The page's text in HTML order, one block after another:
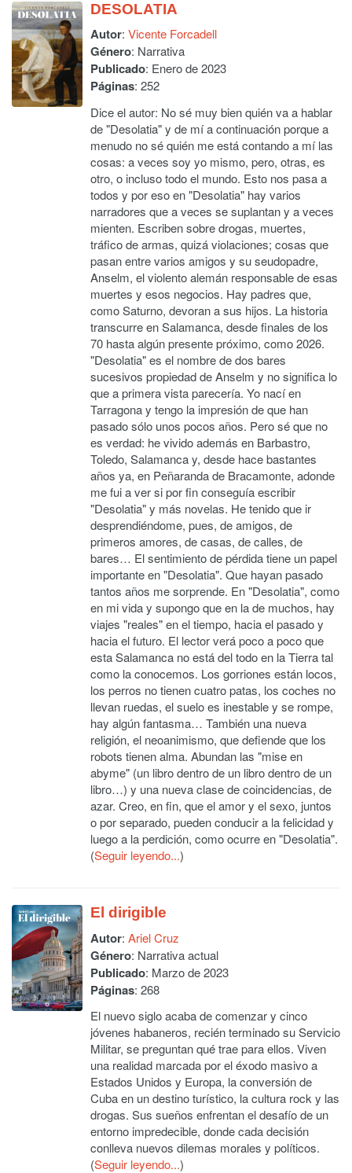
DESOLATIA
Autor: Vicente Forcadell
Género: Narrativa
Publicado: Enero de 2023
Páginas: 252
Dice el autor: No sé muy bien quién va a hablar
de "Desolatia" y de mí a continuación porque a
menudo no sé quién me está contando a mí las
cosas: a veces soy yo mismo, pero, otras, es
otro, o incluso todo el mundo. Esto nos pasa a
todos y por eso en "Desolatia" hay varios
narradores que a veces se suplantan y a veces
mienten. Escriben sobre drogas, muertes,
tráfico de armas, quizá violaciones; cosas que
pasan entre varios amigos y su seudopadre,
Anselm, el violento alemán responsable de esas
muertes y esos negocios. Hay padres que,
como Saturno, devoran a sus hijos. La historia
transcurre en Salamanca, desde finales de los
70 hasta algún presente próximo, como 2026.
"Desolatia" es el nombre de dos bares
sucesivos propiedad de Anselm y no significa lo
que a primera vista parecería. Yo nací en
Tarragona y tengo la impresión de que han
pasado sólo unos pocos años. Pero sé que no
es verdad: he vivido además en Barbastro,
Toledo, Salamanca y, desde hace bastantes
años ya, en Peñaranda de Bracamonte, adonde
me fui a ver si por fin conseguía escribir
"Desolatia" y más novelas. He tenido que ir
desprendiéndome, pues, de amigos, de
primeros amores, de casas, de calles, de
bares… El sentimiento de pérdida tiene un papel
importante en "Desolatia". Que hayan pasado
tantos años me sorprende. En "Desolatia", como
en mi vida y supongo que en la de muchos, hay
viajes "reales" en el tiempo, hacia el pasado y
hacia el futuro. El lector verá poco a poco que
esta Salamanca no está del todo en la Tierra tal
como la conocemos. Los gorriones están locos,
los perros no tienen cuatro patas, los coches no
llevan ruedas, el suelo es inestable y se rompe,
hay algún fantasma… También una nueva
religión, el neoanimismo, que defiende que los
robots tienen alma. Abundan las "mise en
abyme" (un libro dentro de un libro dentro de un
libro…) y una nueva clase de coincidencias, de
azar. Creo, en fin, que el amor y el sexo, juntos
o por separado, pueden conducir a la felicidad y
luego a la perdición, como ocurre en "Desolatia".
(Seguir leyendo...)
El dirigible
Autor: Ariel Cruz
Género: Narrativa actual
Publicado: Marzo de 2023
Páginas: 268
El nuevo siglo acaba de comenzar y cinco
jóvenes habaneros, recién terminado su Servicio
Militar, se preguntan qué trae para ellos. Viven
una realidad marcada por el éxodo masivo a
Estados Unidos y Europa, la conversión de
Cuba en un destino turístico, la cultura rock y las
drogas. Sus sueños enfrentan el desafío de un
entorno impredecible, donde cada decisión
conlleva nuevos dilemas morales y políticos.
(Seguir leyendo...)